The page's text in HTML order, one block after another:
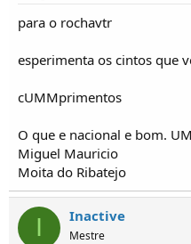
para o rochavtr
esperimenta os cintos que
cUMMprimentos
O que e nacional e bom.
Miguel Mauricio
Moita do Ribatejo
I Inactive
Mestre